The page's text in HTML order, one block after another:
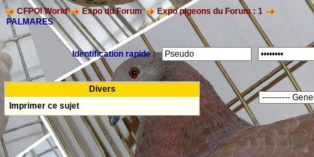
CFPOI World Expo du Forum
Expo pigeons du Forum : 1
PALMARES
Identification rapide :
Divers
Imprimer ce sujet